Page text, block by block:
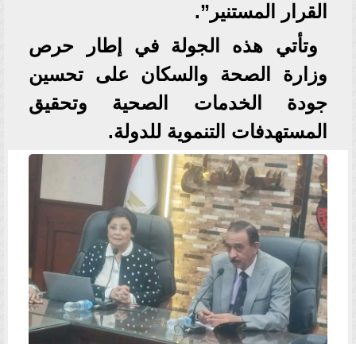
القرار المستنير”.
وتأتي هذه الجولة في إطار حرص
وزارة الصحة والسكان على تحسين
جودة الخدمات الصحية وتحقيق
المستهدفات التنموية للدولة.